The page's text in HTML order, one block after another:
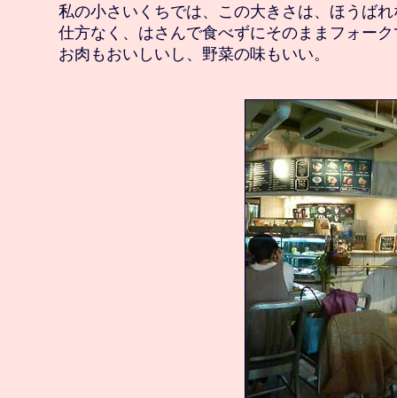
私の小さいくちでは、この大きさは、ほうばれ
仕方なく、はさんで食べずにそのままフォー